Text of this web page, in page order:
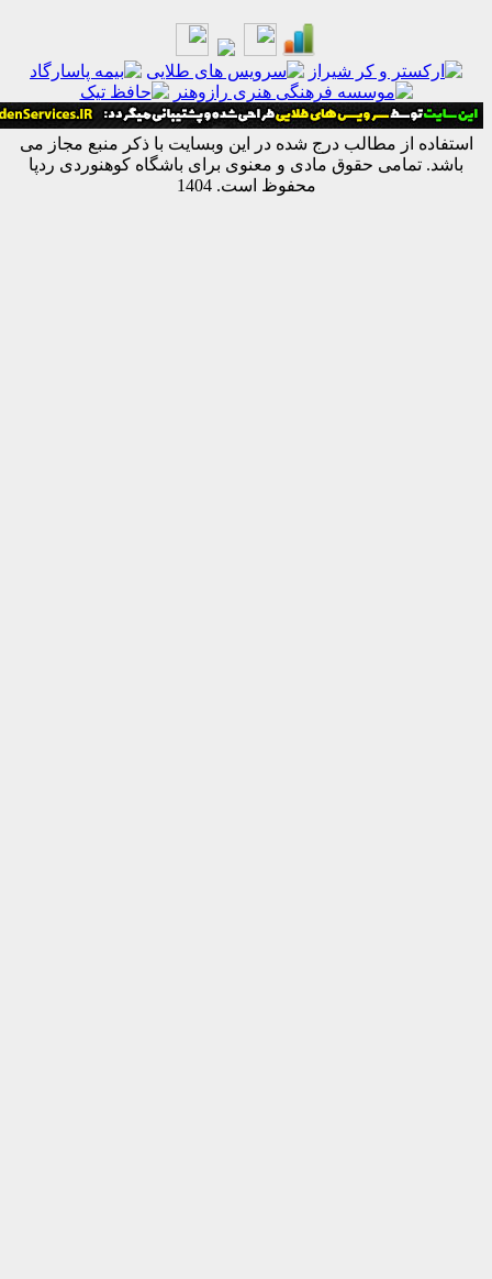
از مطالب درج شده در این وبسایت با ذکر منبع مجاز می
تمامی حقوق مادی و معنوی برای باشگاه کوهنوردی ردپا
محفوظ است. 1404